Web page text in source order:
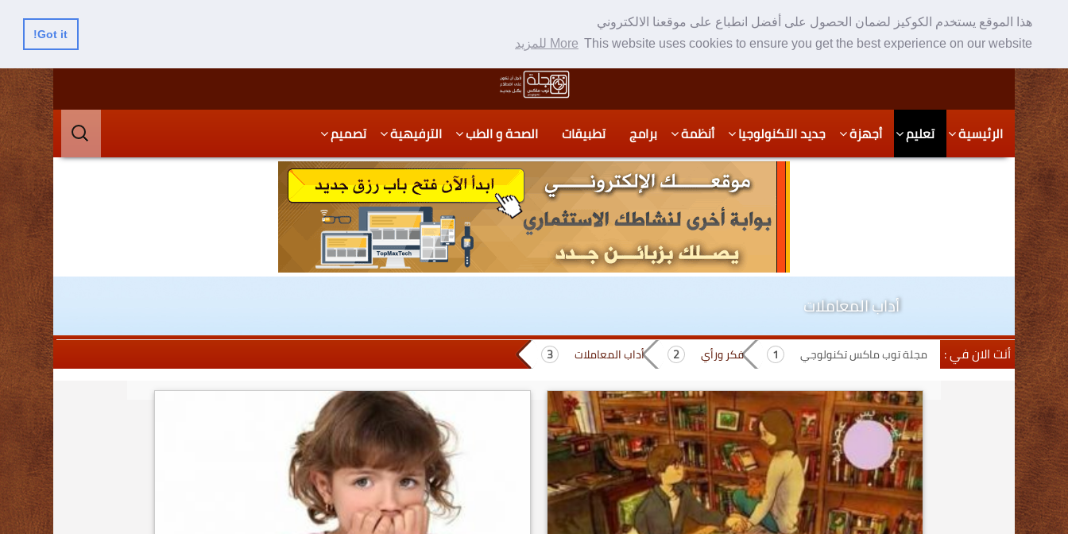
هذا الموقع يستخدم الكوكيز لضمان الحصول على أفضل انطباع على موقعنا الالكتروني
This website uses cookies to ensure you get the best experience on our website More للمزيد
Got it!
Skip
to
content
Skip
to
secondary
content
الرئيسية تعليم أجهزة جديد التكنولوجيا أنظمة برامج تطبيقات الصحة و الطب الترفيهية تصميم
البحث
عن:
أداب المعاملات
أنت الان في : مجلة توب ماكس تكنولوجي فكر ورأي أداب المعاملات